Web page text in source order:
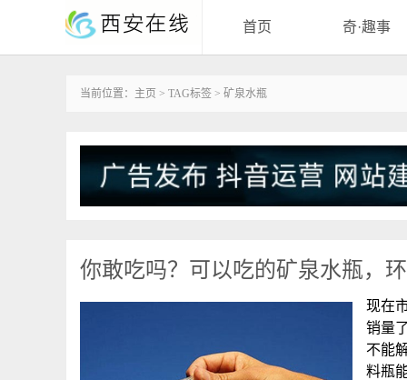
首页 奇·趣事
当前位置： 主页 > TAG标签 > 矿泉水瓶
你敢吃吗？可以吃的矿泉水瓶，
现在
销量
不能
料瓶